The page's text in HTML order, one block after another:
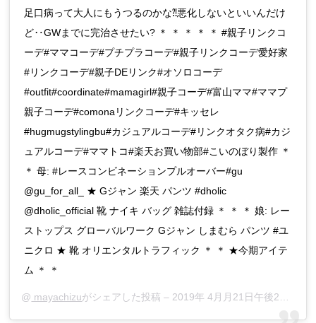
足口病って大人にもうつるのかな⁈悪化しないといいんだけ
ど‥GWまでに完治させたい? ＊ ＊ ＊ ＊ ＊ #親子リンクコ
ーデ#ママコーデ#プチプラコーデ#親子リンクコーデ愛好家
#リンクコーデ#親子DEリンク#オソロコーデ
#outfit#coordinate#mamagirl#親子コーデ#富山ママ#ママプ
親子コーデ#comonaリンクコーデ#キッセレ
#hugmugstylingbu#カジュアルコーデ#リンクオタク病#カジ
ュアルコーデ#ママトコ#楽天お買い物部#こいのぼり製作 ＊
＊ 母: #レースコンビネーションプルオーバー#gu
@gu_for_all_ ★ Gジャン 楽天 パンツ #dholic
@dholic_official 靴 ナイキ バッグ 雑誌付録 ＊ ＊ ＊ 娘: レー
ストップス グローバルワーク Gジャン しまむら パンツ #ユ
ニクロ ★ 靴 オリエンタルトラフィック ＊ ＊ ★今期アイテ
ム ＊ ＊
@ mayachizuがシェアした投稿 – 2019年 4月月21日午後2時59分PDT